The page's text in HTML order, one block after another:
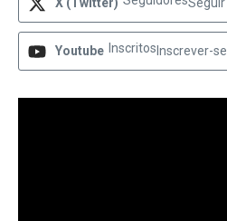
X (Twitter) Seguir
Youtube Inscritos Inscrever-se